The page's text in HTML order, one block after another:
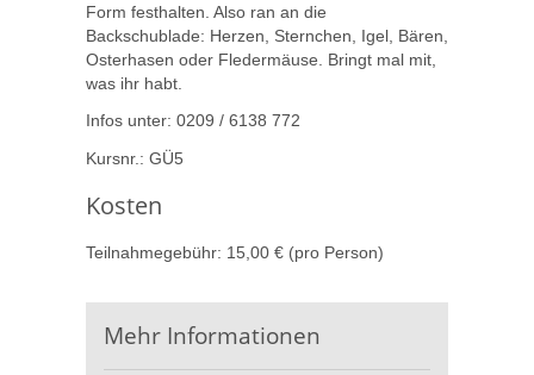
Form festhalten. Also ran an die
Backschublade: Herzen, Sternchen, Igel, Bären,
Osterhasen oder Fledermäuse. Bringt mal mit,
was ihr habt.
Infos unter: 0209 / 6138 772
Kursnr.: GÜ5
Kosten
Teilnahmegebühr: 15,00 € (pro Person)
Mehr Informationen